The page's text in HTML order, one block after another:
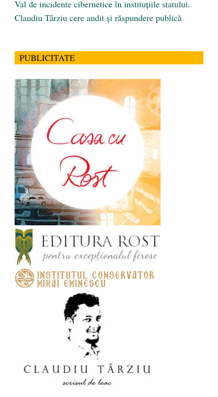
Val de incidente cibernetice în instituțiile statului.
Claudiu Târziu cere audit și răspundere publică
PUBLICITATE